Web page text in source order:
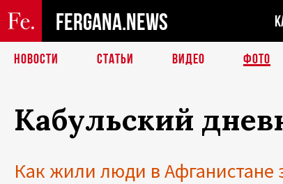
FERGANA.NEWS
НОВОСТИ СТАТЬИ ВИДЕО ФОТО
Кабульский
Как жили люди в Афганистане